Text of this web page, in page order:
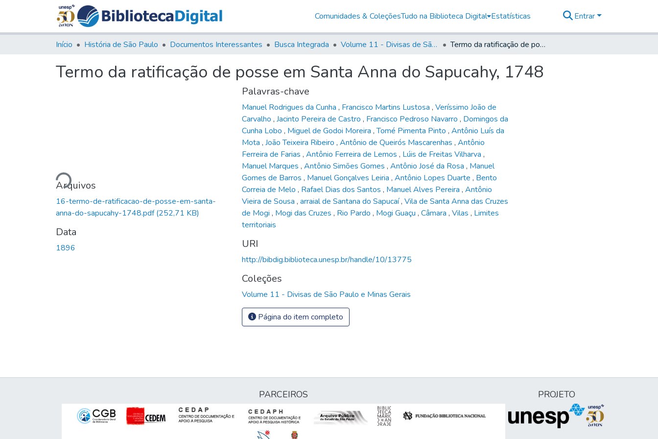
Comunidades & ColeçõesTudo na Biblioteca Digital Estatísticas Entrar
Início História de São Paulo Documentos Interessantes Busca Integrada Volume 11 - Divisas de São Paulo e Minas Gerais Termo da ratificação de posse em Santa Anna do Sapucahy, 1748
Termo da ratificação de posse em Santa Anna do Sapucahy, 1748
Carregando...
Arquivos
16-termo-de-ratificacao-de-posse-em-santa-
anna-do-sapucahy-1748.pdf(252,71 KB)
Data
1896
Palavras-chave
Manuel Rodrigues da Cunha , Francisco Martins Lustosa , Veríssimo João de
Carvalho , Jacinto Pereira de Castro , Francisco Pedroso Navarro , Domingos da
Cunha Lobo , Miguel de Godoi Moreira ,Tomé Pimenta Pinto , Antônio Luís da
Mota , João Teixeira Ribeiro , Antônio de Queirós Mascarenhas , Antônio
Ferreira de Farias , Antônio Ferreira de Lemos , Lúis de Freitas Vilharva ,
Manuel Marques , Antônio Simões Gomes , Antônio José da Rosa , Manuel
Gomes de Barros , Manuel Gonçalves Leiria , Antônio Lopes Duarte , Bento
Correia de Melo , Rafael Dias dos Santos , Manuel Alves Pereira , Antônio
Vieira de Sousa , arraial de Santana do Sapucaí, Vila de Santa Anna das Cruzes
de Mogi , Mogi das Cruzes , Rio Pardo , Mogi Guaçu , Câmara , Vilas , Limites
territoriais
URI
http://bibdig.biblioteca.unesp.br/handle/10/13775
Coleções
Volume 11 - Divisas de São Paulo e Minas Gerais
Página do item completo
PARCEIROS PROJETO